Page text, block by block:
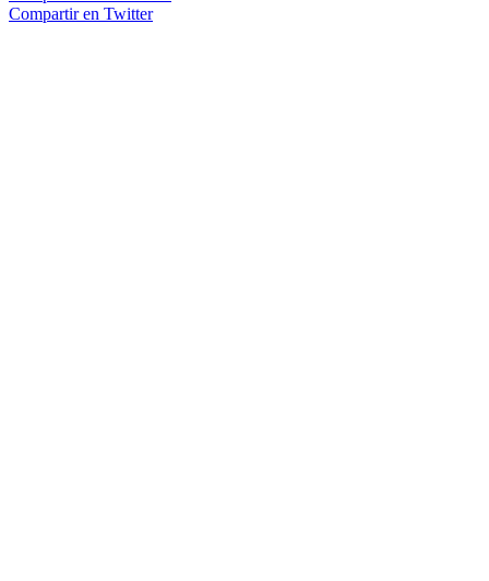
Compartir en Twitter